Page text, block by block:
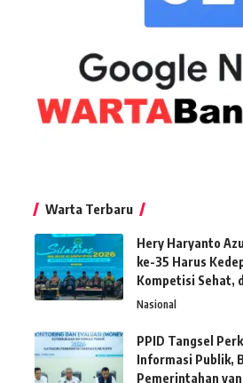
Warta Terbaru
Hery Haryanto
ke-35 Harus
Kompetisi Sehat,
Nasional
PPID Tangsel
Informasi Publik,
Pemerintahan